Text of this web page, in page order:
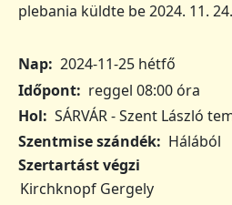
plebania küldte be2024. 11.
Nap 2024-11-25 hétfő
Időpont
reggel 08:00 óra
Hol
SÁRVÁR - Szent László
Szentmise szándék
Hálából
Szertartást végzi
Kirchknopf Gergely